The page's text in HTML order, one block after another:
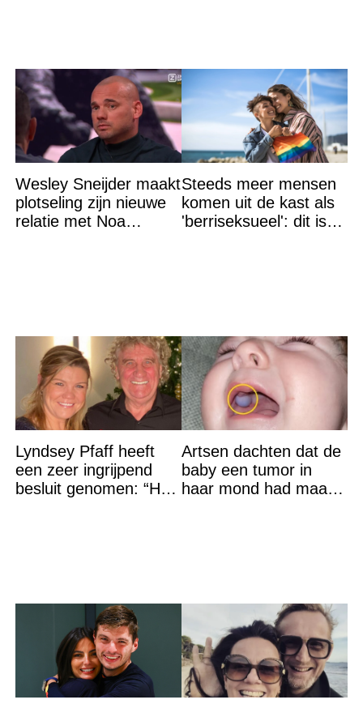
Wesley Sneijder maakt
plotseling zijn nieuwe
relatie met Noa
Steeds meer mensen
komen uit de kast als
'berriseksueel': dit is
Lyndsey Pfaff heeft
een zeer ingrijpend
besluit genomen: “Het
Artsen dachten dat de
baby een tumor in
haar mond had maar